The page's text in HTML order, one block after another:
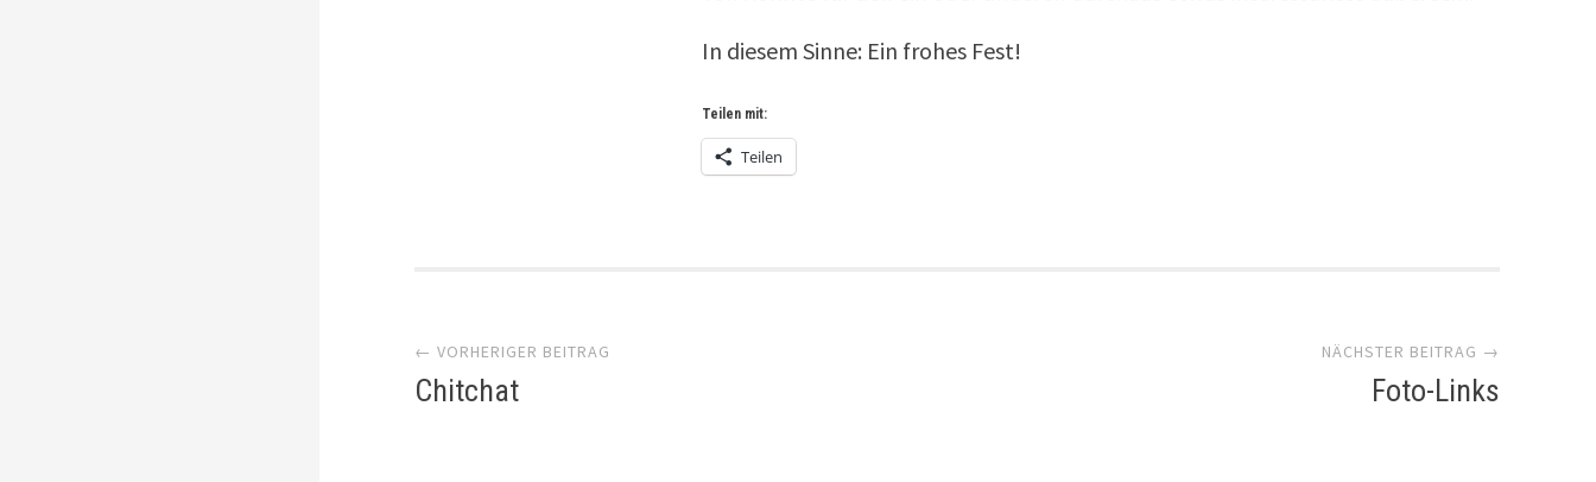
In diesem Sinne: Ein frohes Fest!
Teilen mit:
Teilen
Navigation
← VORHERIGER BEITRAG
Chitchat
NÄCHSTER BEITRAG →
Foto-Links